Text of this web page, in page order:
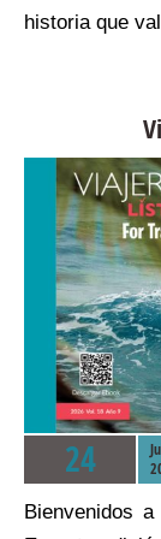
historia que
24
Bienvenidos